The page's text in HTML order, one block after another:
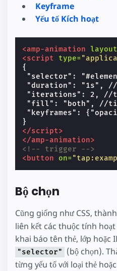
Keyframe
Yếu tố Kích hoạt
<amp-animation
<script
type=
{
"selector":
"duration": "1s", //
"iterations": 2, //
"fill": "both", //
"keyframes":
</script>
</amp-animation>
<!-- trigger -->
<button
on=
Bộ chọn
Cũng giống như CSS,
liên kết các thuộc tính
khai báo tên thẻ, lớp hoặc
"selector"
(bộ chọn).
từng yếu tố với loại thẻ